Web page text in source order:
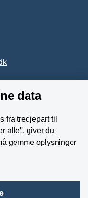
data
fra tredjepart til
alle'', giver du
gemme oplysninger